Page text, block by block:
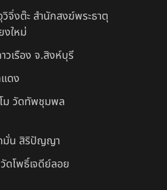
จิ่งต๊ะ สำนักสงฆ์พระธาตุ
งใหม่
เรือง จ.สิงห์บุรี
ดง
ม วัดทัพชุมพล
มั่น สิริปัญญา
ดโพธิ์เจดีย์ลอย